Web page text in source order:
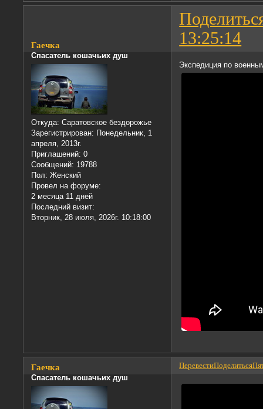
13:25:14
Гаечка
Спасатель кошачьих душ
Откуда: Саратовское бездорожье
Зарегистрирован: Понедельник, 1
апреля, 2013г.
Приглашений: 0
Сообщений: 19788
Пол: Женский
Провел на форуме:
2 месяца 11 дней
Последний визит:
Вторник, 28 июля, 2026г. 10:18:00
Экспедиция по
ПеревестиПоделиться
Гаечка
Спасатель кошачьих душ